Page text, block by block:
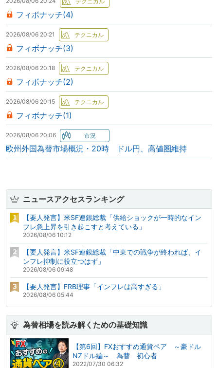
フィボナッチ(4)
2026/08/06 20:21
フィボナッチ(3)
2026/08/06 20:18
フィボナッチ(2)
2026/08/06 20:15
フィボナッチ(1)
2026/08/06 20:06
欧州外国為替市場概況・20時 ドル円、高値圏維持
ニュースアクセスランキング
【要人発言】米SF連銀総裁「供給ショックが一時的なイン
フレ急上昇を引き起こすと考えている」
2026/08/06 10:12
【要人発言】米SF連銀総裁「中東での戦争が終われば、イ
ンフレ抑制に役立つはず」
2026/08/06 09:48
【要人発言】FRB理事「インフレは高すぎる」
2026/08/06 05:44
為替相場を読み解くための基礎知識
【第6回】FXおすすめ通貨ペア ～豪ドル
NZドル編～ 為替 初心者
2022/07/30 06:32